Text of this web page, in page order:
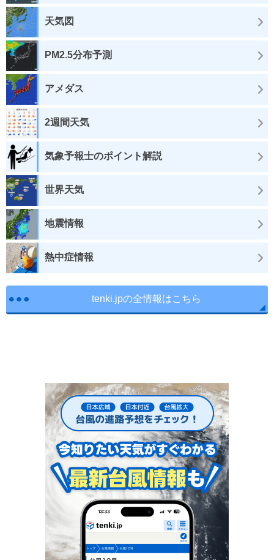
天気図
PM2.5分布予測
アメダス
2週間天気
気象予報士のポイント解説
世界天気
地震情報
熱中症情報
tenki.jpの全情報はこちら